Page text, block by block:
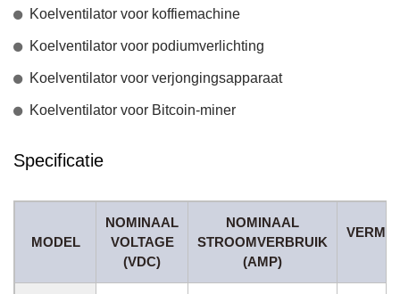
Koelventilator voor koffiemachine
Koelventilator voor podiumverlichting
Koelventilator voor verjongingsapparaat
Koelventilator voor Bitcoin-miner
Specificatie
MODEL
NOMINAAL
VOLTAGE
(VDC)
NOMINAAL
STROOMVERBRUIK
(AMP)